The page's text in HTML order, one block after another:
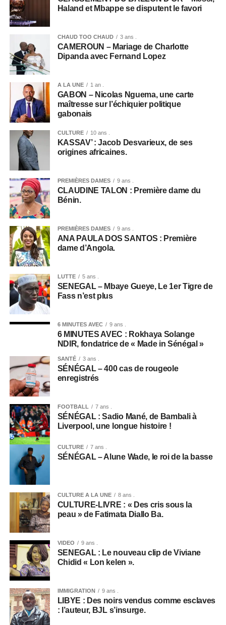
Haland et Mbappe se disputent le favori
CHAUD TOO CHAUD 3 ans .
CAMEROUN – Mariage de Charlotte
Dipanda avec Fernand Lopez
A LA UNE 1 an .
GABON – Nicolas Nguema, une carte
maîtresse sur l’échiquier politique
gabonais
CULTURE 10 ans .
KASSAV’ : Jacob Desvarieux, de ses
origines africaines.
PREMIÈRES DAMES 9 ans .
CLAUDINE TALON : Première dame du
Bénin.
PREMIÈRES DAMES 9 ans .
ANA PAULA DOS SANTOS : Première
dame d’Angola.
LUTTE 5 ans .
SENEGAL – Mbaye Gueye, Le 1er Tigre de
Fass n’est plus
6 MINUTES AVEC 9 ans .
6 MINUTES AVEC : Rokhaya Solange
NDIR, fondatrice de « Made in Sénégal »
SANTÉ 3 ans .
SÉNÉGAL – 400 cas de rougeole
enregistrés
FOOTBALL 7 ans .
SÉNÉGAL : Sadio Mané, de Bambali à
Liverpool, une longue histoire !
CULTURE 7 ans .
SÉNÉGAL – Alune Wade, le roi de la basse
CULTURE A LA UNE 8 ans .
CULTURE-LIVRE : « Des cris sous la
peau » de Fatimata Diallo Ba.
VIDEO 9 ans .
SENEGAL : Le nouveau clip de Viviane
Chidid « Lon kelen ».
IMMIGRATION 9 ans .
LIBYE : Des noirs vendus comme esclaves
: l’auteur, BJL s’insurge.